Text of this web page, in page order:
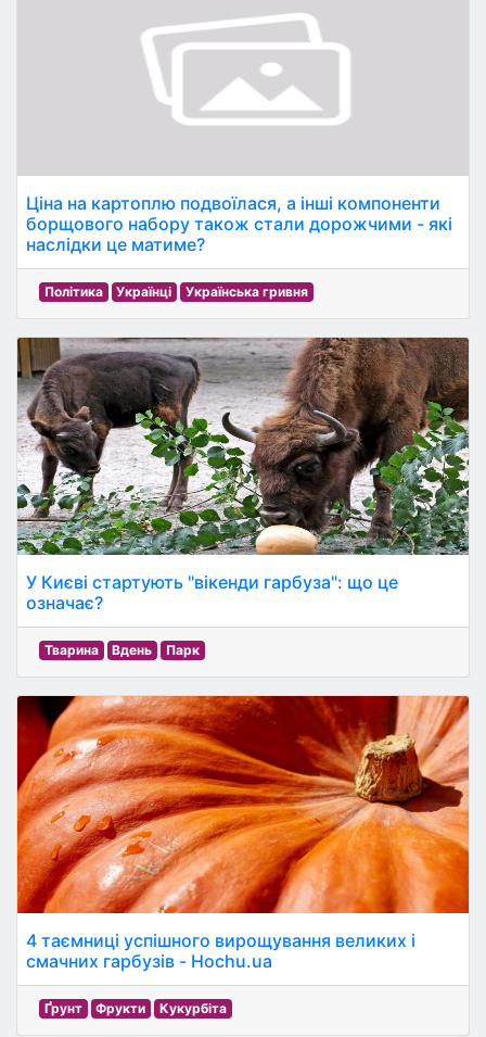
Ціна на картоплю подвоїлася, а інші компоненти
борщового набору також стали дорожчими - які
наслідки це матиме?
Політика Українці Українська гривня
У Києві стартують "вікенди гарбуза": що це
означає?
Тварина Вдень Парк
4 таємниці успішного вирощування великих і
смачних гарбузів - Hochu.ua
Ґрунт Фрукти Кукурбіта